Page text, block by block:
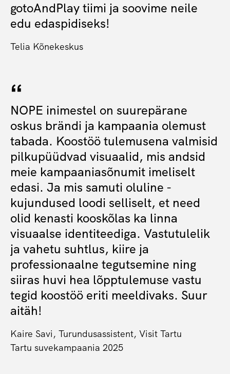
gotoAndPlay tiimi ja soovime neile
edu edaspidiseks!
Telia Kõnekeskus
NOPE inimestel on suurepärane
oskus brändi ja kampaania olemust
tabada. Koostöö tulemusena valmisid
pilkupüüdvad visuaalid, mis andsid
meie kampaaniasõnumit imeliselt
edasi. Ja mis samuti oluline -
kujundused loodi selliselt, et need
olid kenasti kooskõlas ka linna
visuaalse identiteediga. Vastutulelik
ja vahetu suhtlus, kiire ja
professionaalne tegutsemine ning
siiras huvi hea lõpptulemuse vastu
tegid koostöö eriti meeldivaks. Suur
aitäh!
Kaire Savi, Turundusassistent, Visit Tartu
Tartu suvekampaania 2025